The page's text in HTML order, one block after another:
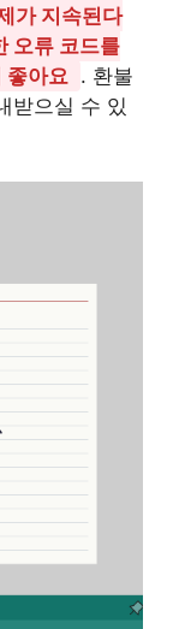
가 지속된다
오류 코드를
좋아요
. 환불
받으실 수 있